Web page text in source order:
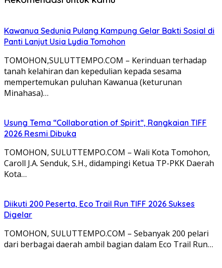
Kawanua Sedunia Pulang Kampung Gelar Bakti Sosial di
Panti Lanjut Usia Lydia Tomohon
TOMOHON,SULUTTEMPO.COM – Kerinduan terhadap
tanah kelahiran dan kepedulian kepada sesama
mempertemukan puluhan Kawanua (keturunan
Minahasa)…
Usung Tema “Collaboration of Spirit“, Rangkaian TIFF
2026 Resmi Dibuka
TOMOHON, SULUTTEMPO.COM – Wali Kota Tomohon,
Caroll J.A. Senduk, S.H., didampingi Ketua TP-PKK Daerah
Kota…
Diikuti 200 Peserta, Eco Trail Run TIFF 2026 Sukses
Digelar
TOMOHON, SULUTTEMPO.COM – Sebanyak 200 pelari
dari berbagai daerah ambil bagian dalam Eco Trail Run…